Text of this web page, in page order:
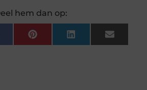
hem dan op:
PinterestLinkedInEmail